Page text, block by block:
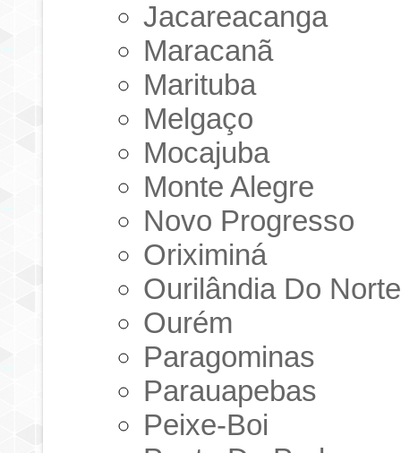
Jacareacanga
Maracanã
Marituba
Melgaço
Mocajuba
Monte Alegre
Novo Progresso
Oriximiná
Ourilândia Do Norte
Ourém
Paragominas
Parauapebas
Peixe-Boi